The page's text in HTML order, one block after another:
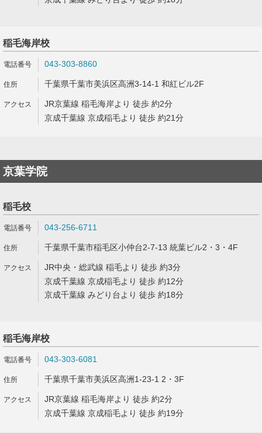
稲毛海岸校
043-303-8860
千葉県千葉市美浜区高洲3-14-1 和紅ビル2F
JR京葉線 稲毛海岸より 徒歩 約2分
京成千葉線 京成稲毛より 徒歩 約21分
京葉学院
稲毛校
043-256-6711
千葉県千葉市稲毛区小仲台2-7-13 統葉ビル2・3・4F
JR中央・総武線 稲毛より 徒歩 約3分
京成千葉線 京成稲毛より 徒歩 約12分
京成千葉線 みどり台より 徒歩 約18分
稲毛海岸校
043-303-6081
千葉県千葉市美浜区高洲1-23-1 2・3F
JR京葉線 稲毛海岸より 徒歩 約2分
京成千葉線 京成稲毛より 徒歩 約19分